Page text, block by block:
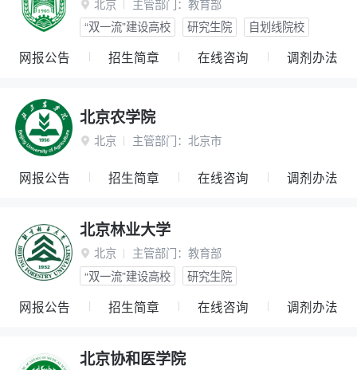
 北京 主管部门： 教育部
“双一流”建设高校
研究生院 自划线院校
网报公告 招生简章 在线咨询 调剂办法
北京农学院
 北京 主管部门： 北京市
网报公告 招生简章 在线咨询 调剂办法
北京林业大学
 北京 主管部门： 教育部
“双一流”建设高校
研究生院
网报公告 招生简章 在线咨询 调剂办法
北京协和医学院